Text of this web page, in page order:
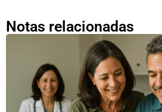
Notas relacionadas